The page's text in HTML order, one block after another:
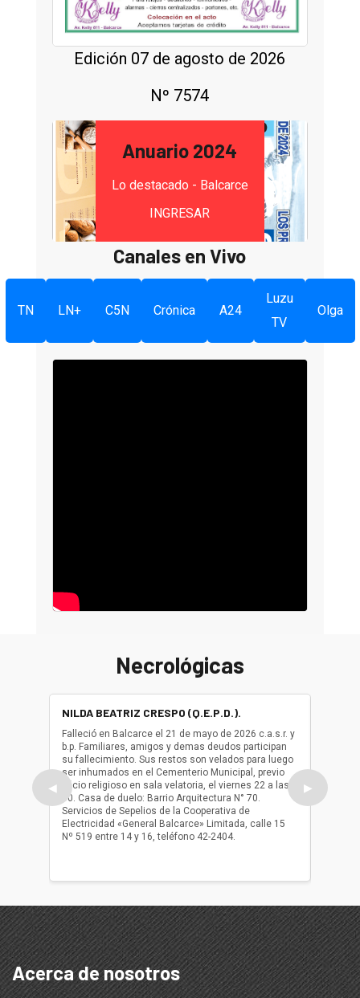
Edición 07 de agosto de 2026
Nº 7574
Anuario 2024
Lo destacado - Balcarce
INGRESAR
Canales en Vivo
TN LN+ C5N Crónica A24
Luzu
TV
Olga
Necrológicas
◀
NILDA BEATRIZ CRESPO (Q.E.P.D.).
Falleció en Balcarce el 21 de mayo de 2026 c.a.s.r. y
b.p. Familiares, amigos y demas deudos participan
su fallecimiento. Sus restos son velados para luego
ser inhumados en el Cementerio Municipal, previo
oficio religioso en sala velatoria, el viernes 22 a las
10. Casa de duelo: Barrio Arquitectura N° 70.
Servicios de Sepelios de la Cooperativa de
Electricidad «General Balcarce» Limitada, calle 15
Nº 519 entre 14 y 16, teléfono 42-2404.
ser
oficio
▶
Acerca de nosotros